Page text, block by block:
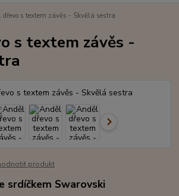
dřevo s textem závěs - Skvělá sestra
s textem závěs -
produkt
srdíčkem Swarovski